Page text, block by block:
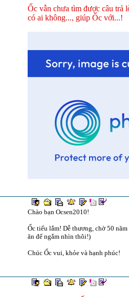
Ốc vẫn chưa tìm được câu trả
có ai không..., giúp Ốc với...!
Chào bạn Ocsen2010!
Ốc tiếu lắm! Dễ thương, chờ 50
ăn để ngắm nhìn thôi!)
Chúc Ốc vui, khỏe và hạnh phúc!